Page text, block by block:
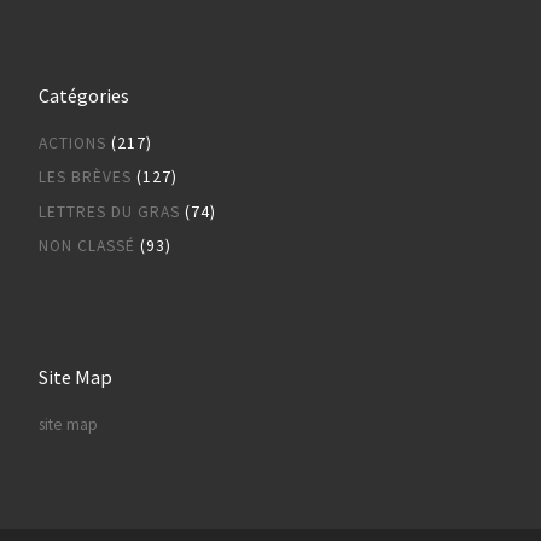
Catégories
ACTIONS (217)
LES BRÈVES (127)
LETTRES DU GRAS (74)
NON CLASSÉ (93)
Site Map
site map